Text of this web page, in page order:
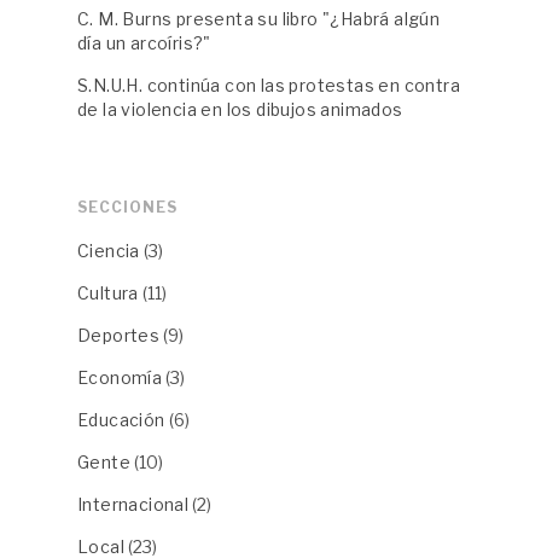
C. M. Burns presenta su libro "¿Habrá algún
día un arcoíris?"
S.N.U.H. continúa con las protestas en contra
de la violencia en los dibujos animados
SECCIONES
Ciencia (3)
Cultura (11)
Deportes (9)
Economía (3)
Educación (6)
Gente (10)
Internacional (2)
Local (23)